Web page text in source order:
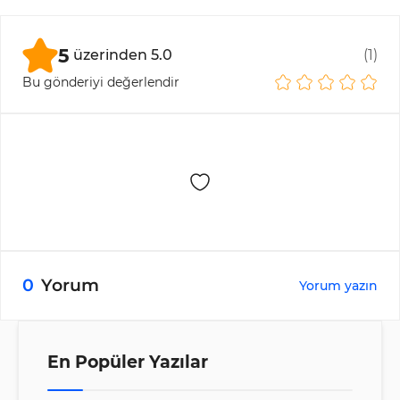
aracı olarak kullanılması daha iyidir.
5 üzerinden 5.0 (1)
Bu gönderiyi değerlendir
0 Yorum Yorum yazın
En Popüler Yazılar